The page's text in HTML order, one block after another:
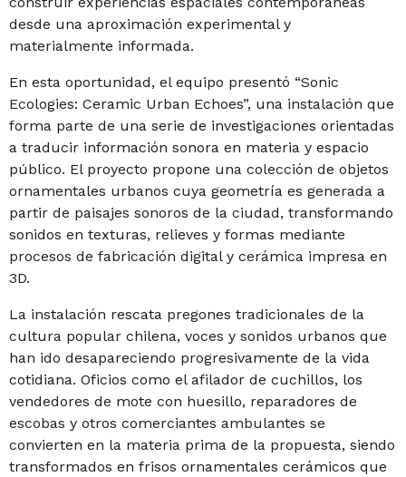
desde una aproximación experimental y
materialmente informada.
En esta oportunidad, el equipo presentó “Sonic
Ecologies: Ceramic Urban Echoes”, una instalación que
forma parte de una serie de investigaciones orientadas
a traducir información sonora en materia y espacio
público. El proyecto propone una colección de objetos
ornamentales urbanos cuya geometría es generada a
partir de paisajes sonoros de la ciudad, transformando
sonidos en texturas, relieves y formas mediante
procesos de fabricación digital y cerámica impresa en
3D.
La instalación rescata pregones tradicionales de la
cultura popular chilena, voces y sonidos urbanos que
han ido desapareciendo progresivamente de la vida
cotidiana. Oficios como el afilador de cuchillos, los
vendedores de mote con huesillo, reparadores de
escobas y otros comerciantes ambulantes se
convierten en la materia prima de la propuesta, siendo
transformados en frisos ornamentales cerámicos que